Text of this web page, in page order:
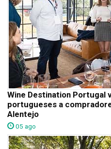
Wine Destination Portugal
portugueses a
Alentejo
05 ago